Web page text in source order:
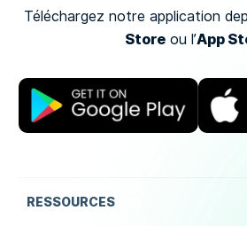
Téléchargez notre application
Store ou l’App
RESSOURCES